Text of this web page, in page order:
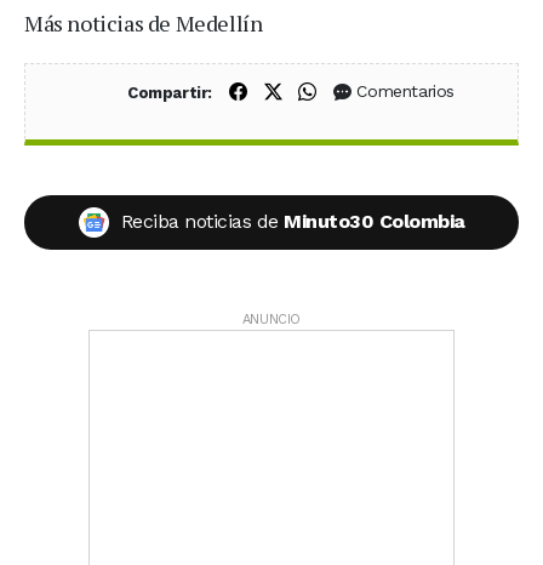
Más noticias de Medellín
Compartir: Compartir en Facebook
Compartir en X (Twitter)
Compartir en WhatsApp
Comentarios
Reciba noticias de Minuto30 Colombia
ANUNCIO